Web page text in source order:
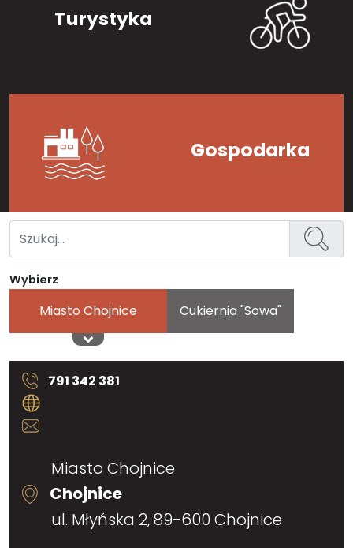
Turystyka
Gospodarka
Wybierz
Miasto Chojnice Cukiernia "Sowa"
791 342 381
Miasto Chojnice
Chojnice
ul. Młyńska 2, 89-600 Chojnice